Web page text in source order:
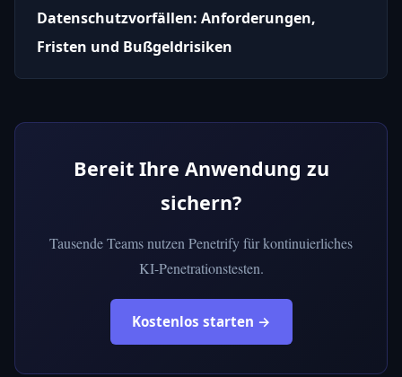
Datenschutzvorfällen: Anforderungen,
Fristen und Bußgeldrisiken
Bereit Ihre Anwendung zu
sichern?
Tausende Teams nutzen Penetrify für kontinuierliches
KI-Penetrationstesten.
Kostenlos starten →